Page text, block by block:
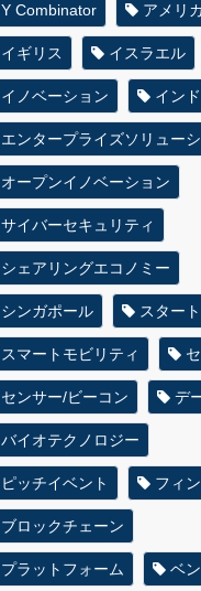
Y Combinator アメリカ
イギリス イスラエル
イノベーション インド
エンタープライズソリュー
オープンイノベーション
サイバーセキュリティ
シェアリングエコノミー
シンガポール スター
スマートモビリティ
センサー/ビーコン デ
バイオテクノロジー
ピッチイベント フィ
ブロックチェーン
プラットフォーム ベ